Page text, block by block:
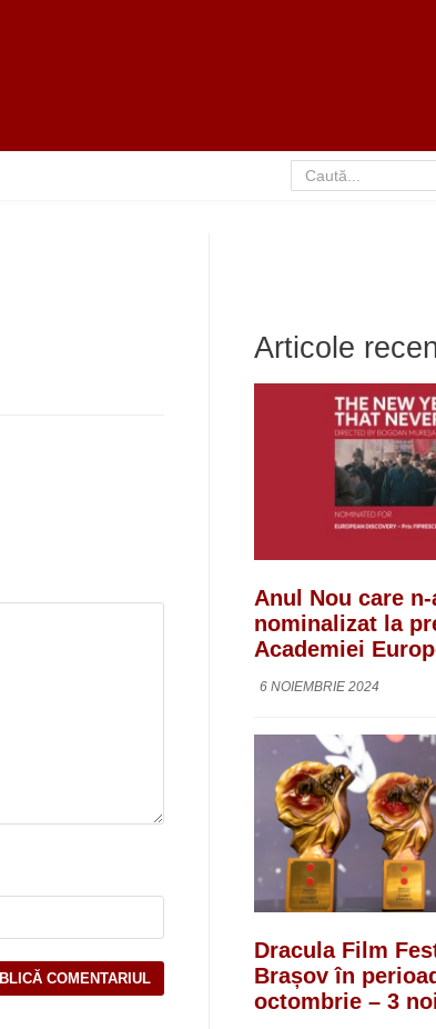
Articole
Anul Nou care
nominalizat la
Academiei
6 NOIEMBRIE 2024
Dracula Film
Brașov în
octombrie – 3